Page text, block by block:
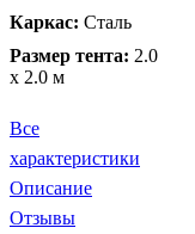
Каркас: Сталь
Размер тента: 2.0
х 2.0 м
Все
характеристики
Описание
Отзывы